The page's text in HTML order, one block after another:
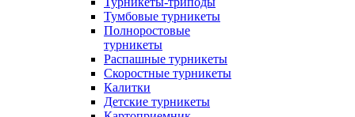
Тумбовые турникеты
Полноростовые
турникеты
Распашные турникеты
Скоростные турникеты
Калитки
Детские турникеты